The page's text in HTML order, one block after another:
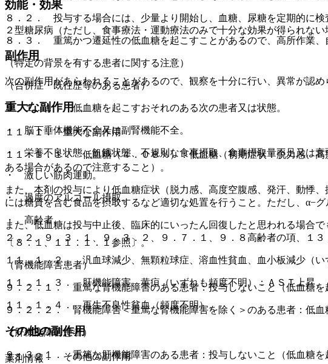
８．２． 投与する場合には、少量より開始し、血糖、尿糖を定期的に
８．３． 重篤かつ遷延性の低血糖を起こすことがあるので、高所作業
（特定の背景を有する患者に関する注意）
（合併症・既往歴等のある患者）
９．１．１． 低血糖を起こすおそれのある次の患者又は状態。
・ 脳下垂体機能不全又は副腎機能不全。
・ 栄養不良状態、飢餓状態、不規則な食事摂取、食事摂取量不足又は衰
・ 激しい筋肉運動。
・ 過度のアルコール摂取。
・ 高齢者。
〔８．１、１１．１．１参照〕。
（腎機能障害患者）
９．２．１． 重篤な腎機能障害のある患者：投与しないこと（低血糖
９．２．２． 腎機能障害＜重篤な腎機能障害を除く＞のある患者：低血
（肝機能障害患者）
９．３．１． 重篤な肝機能障害のある患者：投与しないこと（低血糖を
効能・効果
２型糖尿病（ただし、食事療法・運動療法のみで十分な効果が得られない
副作用
次の副作用があらわれることがあるので、観察を十分に行い、異常が認
重大な副作用
１１．１． 重大な副作用
１１．１．１． 低血糖（４．０８％）：低血糖（初期症状：脱力感、
ある場合があるので注意すること）。
また、本剤の投与により低血糖症状（脱力感、高度空腹感、発汗、動悸
には糖質を含む食品を摂取するなど適切な処置を行うこと。ただし、α−
また、低血糖は投与中止後、臨床的にいったん回復したと思われる場合
２．２、９．３．１、９．３．２、９．７．１、９．８高齢者の項、１３
１１．１．２． 汎血球減少、無顆粒球症、溶血性貧血、血小板減少（い
１１．１．３． 肝機能障害、黄疸（いずれも頻度不明）：ＡＳＴ上昇
１１．１．４． 再生不良性貧血（頻度不明）。
その他の副作用
１１．２． その他の副作用
薬剤情報